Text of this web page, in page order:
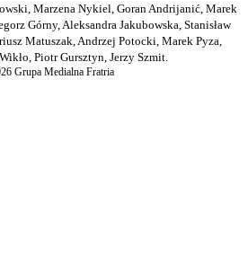
Marzena Nykiel, Goran Andrijanić, Marek
Górny, Aleksandra Jakubowska, Stanisław
Matuszak, Andrzej Potocki, Marek Pyza,
Piotr Gursztyn, Jerzy Szmit.
Grupa Medialna Fratria